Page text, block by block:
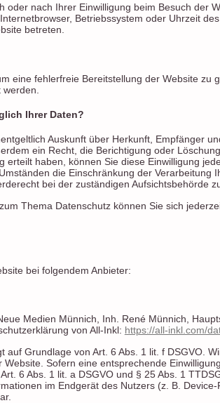
oder nach Ihrer Einwilligung beim Besuch der
Betriebssystem oder Uhrzeit
betreten.
eine fehlerfreie Bereitstellung der Website zu
Ihrer Daten?
Auskunft über Herkunft, Empfänger
ein Recht, die Berichtigung oder
erteilt haben, können Sie diese Einwilligung
die Einschränkung der Verarbeitung
bei der zuständigen Aufsichtsbehörde
Thema Datenschutz können Sie sich
bei folgendem Anbieter:
Medien Münnich, Inh. René Münnich,
von All-Inkl: https://all-inkl.com/
auf Grundlage von Art. 6 Abs. 1 lit. f DSGVO.
Sofern eine entsprechende
6 Abs. 1 lit. a DSGVO und § 25 Abs. 1
im Endgerät des Nutzers (z. B.